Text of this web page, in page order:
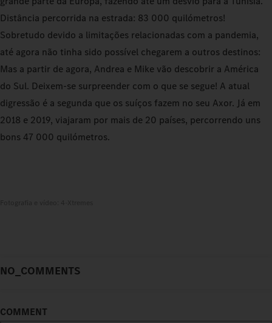
Distância percorrida na estrada: 83 000 quilómetros!
Sobretudo devido a limitações relacionadas com a pandemia,
até agora não tinha sido possível chegarem a outros destinos:
Mas a partir de agora, Andrea e Mike vão descobrir a América
do Sul. Deixem-se surpreender com o que se segue! A atual
digressão é a segunda que os suíços fazem no seu Axor. Já em
2018 e 2019, viajaram por mais de 20 países, percorrendo uns
bons 47 000 quilómetros.
NO_COMMENTS
COMMENT